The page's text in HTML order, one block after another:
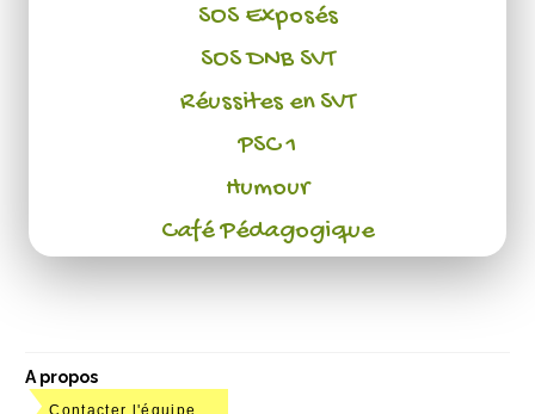
SOS Exposés
SOS DNB SVT
Réussites en SVT
PSC 1
Humour
Café Pédagogique
A propos